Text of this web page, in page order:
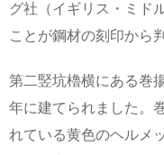
グ社（イギリス・ミド
ことが鋼材の刻印から
第二竪坑櫓横にある巻
年に建てられました。
れている黄色のヘルメ